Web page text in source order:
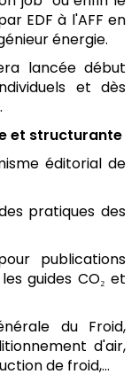
EDF à l'AFF en
énergie.
lancée début
et dès
et structurante
éditorial de
pratiques des
publications
guides CO₂ et
du Froid,
d'air,
de froid,...